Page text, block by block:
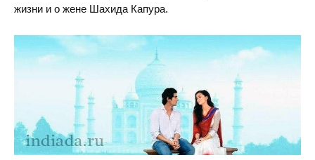
жизни и о жене Шахида Капура.